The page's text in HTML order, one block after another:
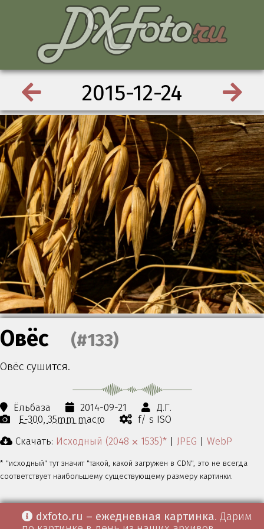
2015-12-24
Овёс (#133)
Овёс сушится.
Ёльбаза 2014-09-21
Д.Г.
E-300 35mm macro
f/ s ISO
Скачать: Исходный (2048 ⨉ 1535)* | JPEG | WebP
* "исходный" тут значит "такой, какой загружен в CDN", это не всегда
соответствует наибольшему существующему размеру картинки.
dxfoto.ru – ежедневная картинка. Дарим